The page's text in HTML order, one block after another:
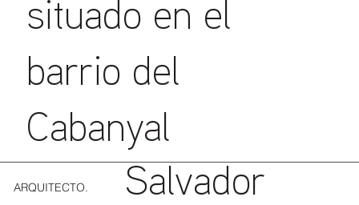
ARQUITECTO.
Salvador
situado en el
barrio del
Cabanyal